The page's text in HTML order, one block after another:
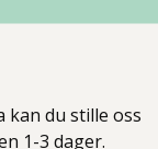
kan du stille oss
1-3 dager.